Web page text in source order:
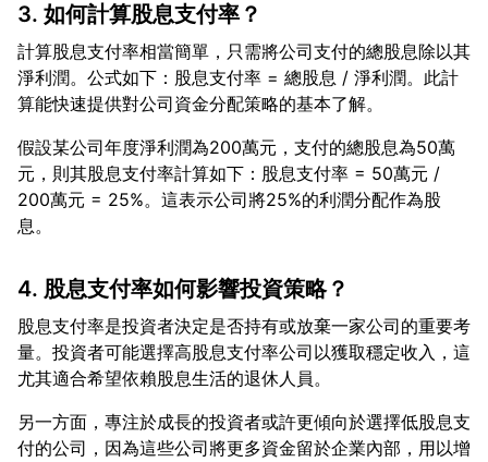
3. 如何計算股息支付率？
計算股息支付率相當簡單，只需將公司支付的總股息除以其
淨利潤。公式如下：股息支付率 = 總股息 / 淨利潤。此計
假設某公司年度淨利潤為200萬元，支付的總股息為50萬
元，則其股息支付率計算如下：股息支付率 = 50萬元 /
200萬元 = 25%。這表示公司將25%的利潤分配作為股
4. 股息支付率如何影響投資策略？
股息支付率是投資者決定是否持有或放棄一家公司的重要考
量。投資者可能選擇高股息支付率公司以獲取穩定收入，這
另一方面，專注於成長的投資者或許更傾向於選擇低股息支
付的公司，因為這些公司將更多資金留於企業內部，用以增